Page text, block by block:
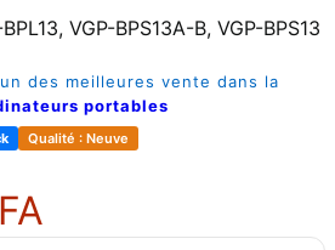
VGP-BPS13A-B, VGP-BPS13
des meilleures vente dans la
portables
Qualité : Neuve